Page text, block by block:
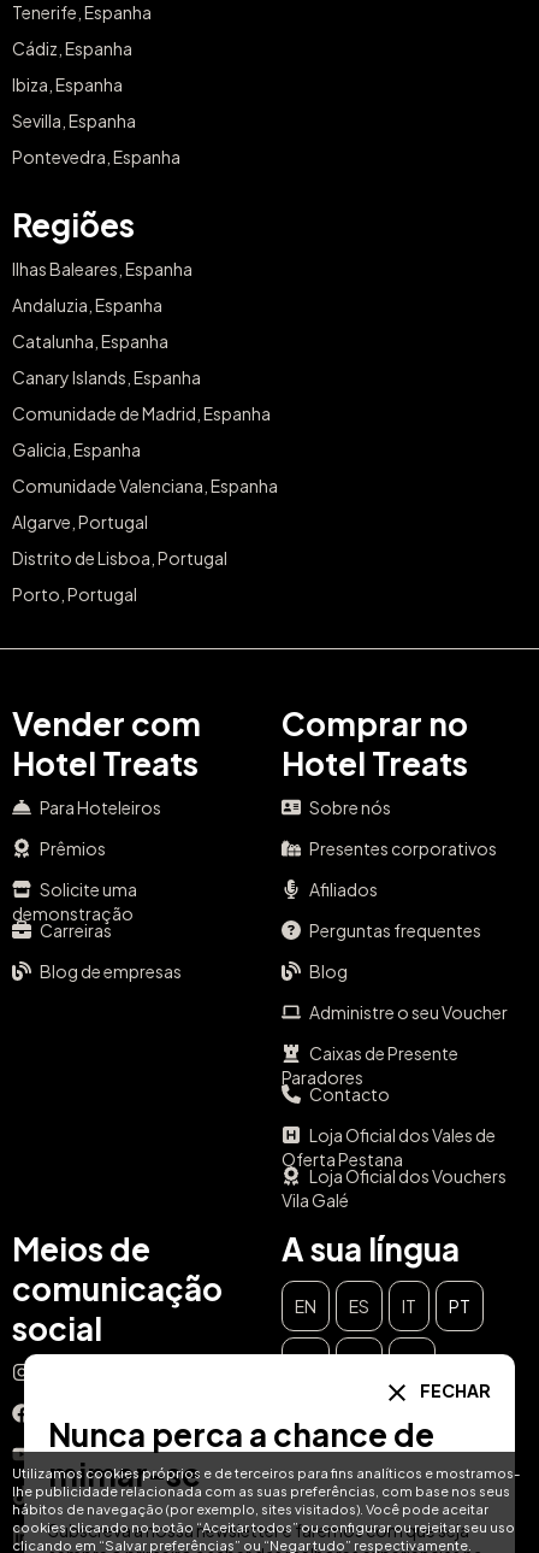
Utilizamos cookies próprios e de terceiros para fins analíticos e mostramos-
lhe publicidade relacionada com as suas preferências, com base nos seus
hábitos de navegação (por exemplo, sites visitados). Você pode aceitar
cookies clicando no botão “Aceitar todos” ou configurar ou rejeitar seu uso
clicando em “Salvar preferências” ou “Negar tudo” respectivamente.
Tenerife, Espanha
Cádiz, Espanha
Ibiza, Espanha
Sevilla, Espanha
Pontevedra, Espanha
Regiões
Ilhas Baleares, Espanha
Andaluzia, Espanha
Catalunha, Espanha
Canary Islands, Espanha
Comunidade de Madrid, Espanha
Galicia, Espanha
Comunidade Valenciana, Espanha
Algarve, Portugal
Distrito de Lisboa, Portugal
Porto, Portugal
Vender com
Hotel Treats
Para Hoteleiros
Prêmios
Solicite uma
demonstração
Carreiras
Blog de empresas
Comprar no
Hotel Treats
Sobre nós
Presentes corporativos
Afiliados
Perguntas frequentes
Blog
Administre o seu Voucher
Caixas de Presente
Paradores
Contacto
Loja Oficial dos Vales de
Oferta Pestana
Loja Oficial dos Vouchers
Vila Galé
Meios de
comunicação
social
YouTube
TikTok
LinkedIn
A sua língua
EN ES IT PT
FECHAR
Nunca perca a chance de
mimar-se
Subscreva a nossa newsletter e faremos com que seja